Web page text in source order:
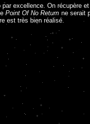
excellence. On récupère
Point Of No Return ne serait
est très bien réalisé.